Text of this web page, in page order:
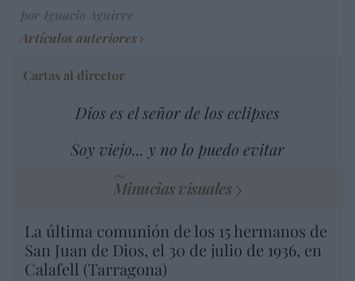
Artículos anteriores
Cartas al director
Dios es el señor de los eclipses
Soy viejo... y no lo puedo evitar
Minucias visuales
La última comunión de los 15 hermanos de
San Juan de Dios, el 30 de julio de 1936, en
Calafell (Tarragona)